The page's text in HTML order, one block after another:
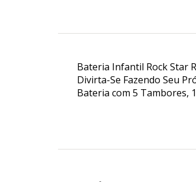
Bateria Infantil Rock Star
Divirta-Se Fazendo Seu
Bateria com 5 Tambores,